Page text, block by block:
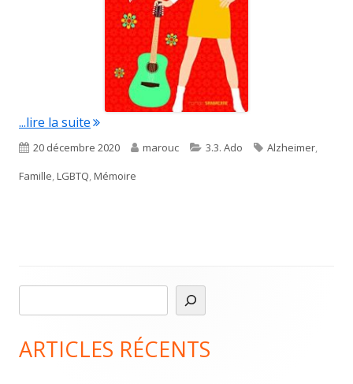
...lire la suite"Âge tendre"
Published
on
20 décembre 2020 Author
marouc Categories
3.3. Ado Tags
Alzheimer,
Famille,LGBTQ,Mémoire
Sidebar
e
hARTICLES RÉCENTS